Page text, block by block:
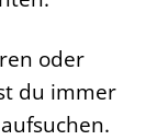
oder
du immer